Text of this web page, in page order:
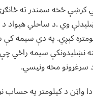
کرښې څخه سمندر ته
وي .د ساحلي هېواد
میلو پورې غځېږي. دا واټن د کیلومتر په حساب شاوخوا ۲۲
سرغړونو مخه ونیسي.